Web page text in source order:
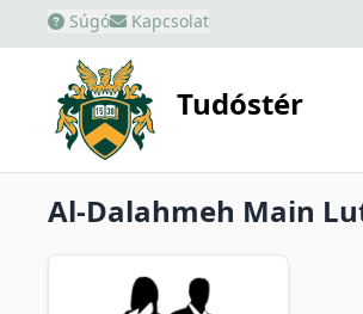
Súgó Kapcsolat
Tudóstér
Al-Dalahmeh Main